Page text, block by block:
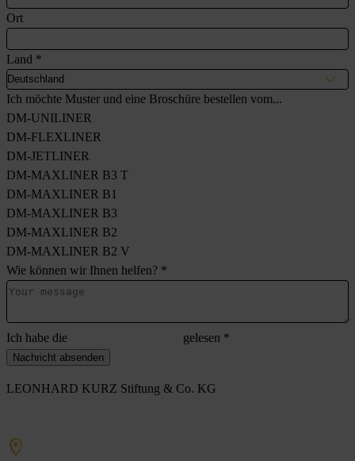
Ort
Land *
Ich möchte Muster und eine Broschüre bestellen vom...
DM-UNILINER
DM-FLEXLINER
DM-JETLINER
DM-MAXLINER B3 T
DM-MAXLINER B1
DM-MAXLINER B3
DM-MAXLINER B2
DM-MAXLINER B2 V
Wie können wir Ihnen helfen? *
Ich habe die gelesen *
Nachricht absenden
LEONHARD KURZ Stiftung & Co. KG